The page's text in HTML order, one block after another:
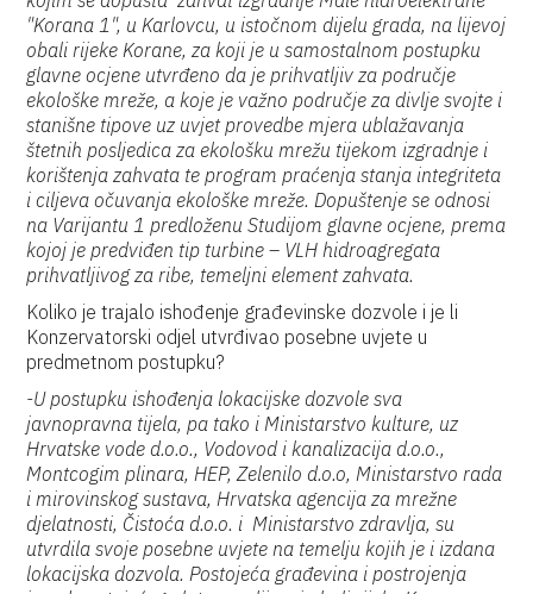
"Korana 1", u Karlovcu, u istočnom dijelu grada, na lijevoj
obali rijeke Korane, za koji je u samostalnom postupku
glavne ocjene utvrđeno da je prihvatljiv za područje
ekološke mreže, a koje je važno područje za divlje svojte i
stanišne tipove uz uvjet provedbe mjera ublažavanja
štetnih posljedica za ekološku mrežu tijekom izgradnje i
korištenja zahvata te program praćenja stanja integriteta
i ciljeva očuvanja ekološke mreže. Dopuštenje se odnosi
na Varijantu 1 predloženu Studijom glavne ocjene, prema
kojoj je predviđen tip turbine – VLH hidroagregata
prihvatljivog za ribe, temeljni element zahvata.
Koliko je trajalo ishođenje građevinske dozvole i je li
Konzervatorski odjel utvrđivao posebne uvjete u
predmetnom postupku?
-U postupku ishođenja lokacijske dozvole sva
javnopravna tijela, pa tako i Ministarstvo kulture, uz
Hrvatske vode d.o.o., Vodovod i kanalizacija d.o.o.,
Montcogim plinara, HEP, Zelenilo d.o.o, Ministarstvo rada
i mirovinskog sustava, Hrvatska agencija za mrežne
djelatnosti, Čistoća d.o.o. i Ministarstvo zdravlja, su
utvrdila svoje posebne uvjete na temelju kojih je i izdana
lokacijska dozvola. Postojeća građevina i postrojenja